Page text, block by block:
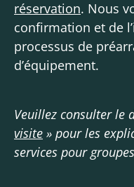
réservation. Nous
confirmation et de
processus de
d’équipement.
Veuillez consulter le
visite » pour les
services pour